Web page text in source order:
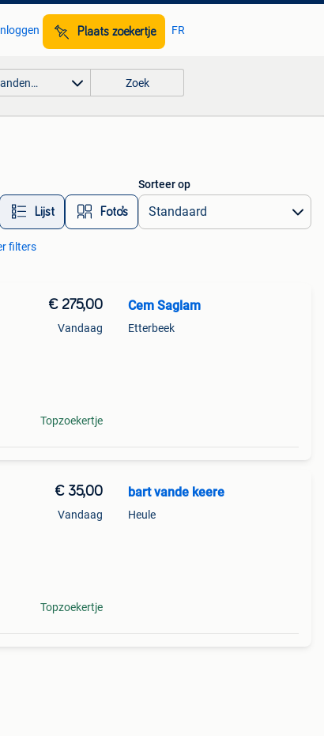
Plaats zoekertje FR
Zoek
Lijst Foto’s
Sorteer op
filters
€ 275,00
Vandaag
Topzoekertje
Cem Saglam
Etterbeek
€ 35,00
Vandaag
Topzoekertje
bart vande keere
Heule